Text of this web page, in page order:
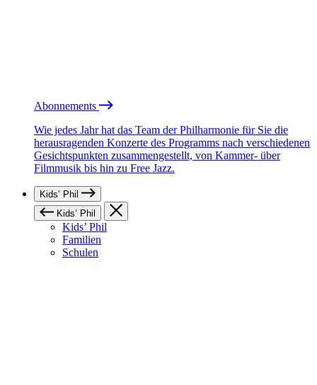
Abonnements
Wie jedes Jahr hat das Team der Philharmonie für Sie die
herausragenden Konzerte des Programms nach verschiedenen
Gesichtspunkten zusammengestellt, von Kammer- über
Filmmusik bis hin zu Free Jazz.
Kids’ Phil
Kids’ Phil
Kids’ Phil
Familien
Schulen